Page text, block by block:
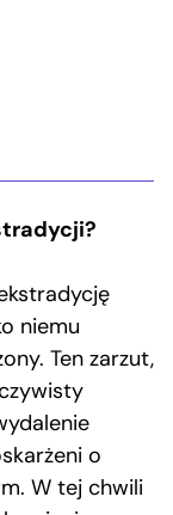
niemu
Ten zarzut,
o
W tej chwili